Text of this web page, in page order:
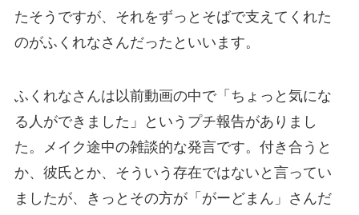
たそうですが、それをずっとそばで支えてくれた
のがふくれなさんだったといいます。
ふくれなさんは以前動画の中で「ちょっと気にな
る人ができました」というプチ報告がありまし
た。メイク途中の雑談的な発言です。付き合うと
か、彼氏とか、そういう存在ではないと言ってい
ましたが、きっとその方が「がーどまん」さんだ